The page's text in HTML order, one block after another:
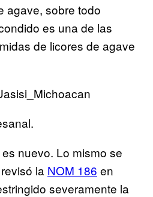
agave, sobre todo
es una de las
de licores de agave
nuevo. Lo mismo se
la NOM 186 en
severamente la